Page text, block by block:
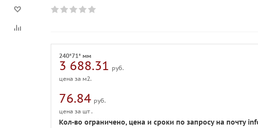
240*71* мм
3 688.31 руб.
цена за м2.
76.84 руб.
цена за шт .
Кол-во ограничено, цена и сроки по запросу на почту